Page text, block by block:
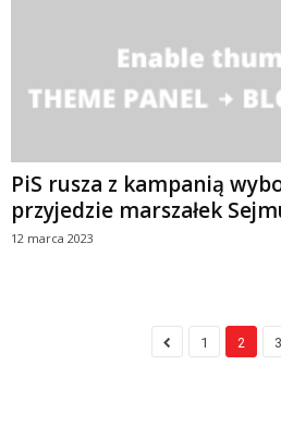
PiS rusza z kampanią
przyjedzie marszałek
12 marca 2023
1 2 3